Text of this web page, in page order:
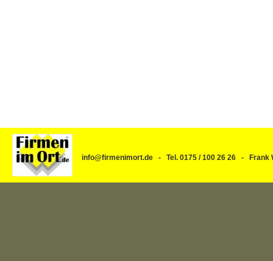
info@firmenimort.de - Tel. 0175 / 100 26 26 -